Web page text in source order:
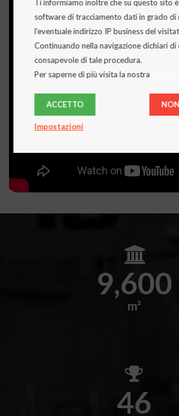
9,600
m²
46
Ti informiamo inoltre che su questo sito
software di tracciamento dati in grado di
l’eventuale indirizzo IP business del
Continuando nella navigazione dichiari di
consapevole di tale procedura.
Per saperne di più visita la nostra
ACCETTO
Impostazioni